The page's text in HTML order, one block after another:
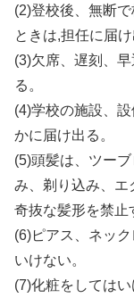
(2)登校後、無断
ときは,担任に届
(3)欠席、遅刻、
る。
(4)学校の施設、
かに届け出る。
(5)頭髪は、ツー
み、剃り込み、エ
奇抜な髪形を禁止
(6)ピアス、ネッ
いけない。
(7)化粧をしてはい